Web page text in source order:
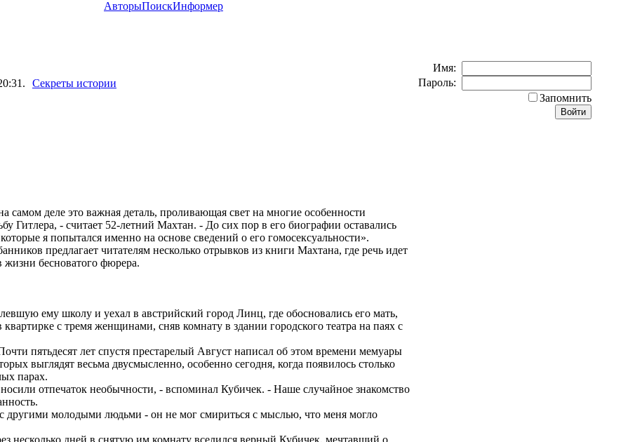
АвторыПоискИнформер
Секреты истории
деле это важная деталь, проливающая свет на многие особенности
Гитлера, - считает 52-летний Махтан. - До сих пор в его биографии оставались
я попытался именно на основе сведений о его гомосексуальности».
предлагает читателям несколько отрывков из книги Махтана, где речь идет
жизни бесноватого фюрера.
ему школу и уехал в австрийский город Линц, где обосновались его мать,
с тремя женщинами, сняв комнату в здании городского театра на паях с
пятьдесят лет спустя престарелый Август написал об этом времени мемуары
выглядят весьма двусмысленно, особенно сегодня, когда появилось столько
парах.
отпечаток необычности, - вспоминал Кубичек. - Наше случайное знакомство
другими молодыми людьми - он не мог смириться с мыслью, что меня могло
несколько дней в снятую им комнату вселился верный Кубичек, мечтавший о
Имя:
Пароль:
Запомнить